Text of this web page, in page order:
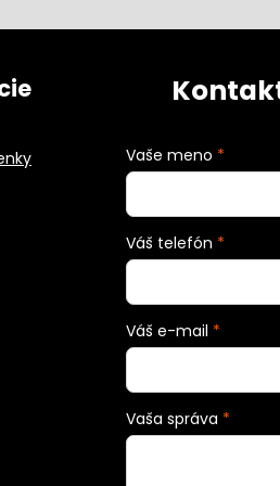
Vaše meno *
Váš telefón *
Váš e-mail *
Vaša správa *